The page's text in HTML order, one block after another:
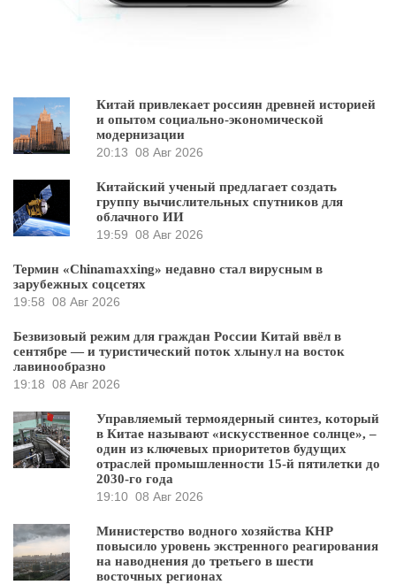
Китай привлекает россиян древней историей
и опытом социально-экономической
модернизации
20:13 08 Авг 2026
Китайский ученый предлагает создать
группу вычислительных спутников для
облачного ИИ
19:59 08 Авг 2026
Термин «Chinamaxxing» недавно стал вирусным в
зарубежных соцсетях
19:58 08 Авг 2026
Безвизовый режим для граждан России Китай ввёл в
сентябре — и туристический поток хлынул на восток
лавинообразно
19:18 08 Авг 2026
Управляемый термоядерный синтез, который
в Китае называют «искусственное солнце», –
один из ключевых приоритетов будущих
отраслей промышленности 15-й пятилетки до
2030-го года
19:10 08 Авг 2026
Министерство водного хозяйства КНР
повысило уровень экстренного реагирования
на наводнения до третьего в шести
восточных регионах